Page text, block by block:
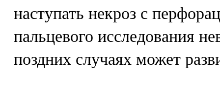
наступать некроз с
пальцевого исследования
поздних случаях может